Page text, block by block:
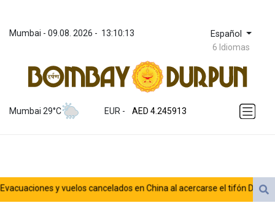
Mumbai - 09.08. 2026 - 13:10:13 Español
6 Idiomas
Mumbai 29°C EUR -
ZWL 372.275202
AED 4.245913
AFN 76.887634
ARS 1724.882567
AUD 1.638747
y vuelos cancelados en China al acercarse el tifón Dolphin